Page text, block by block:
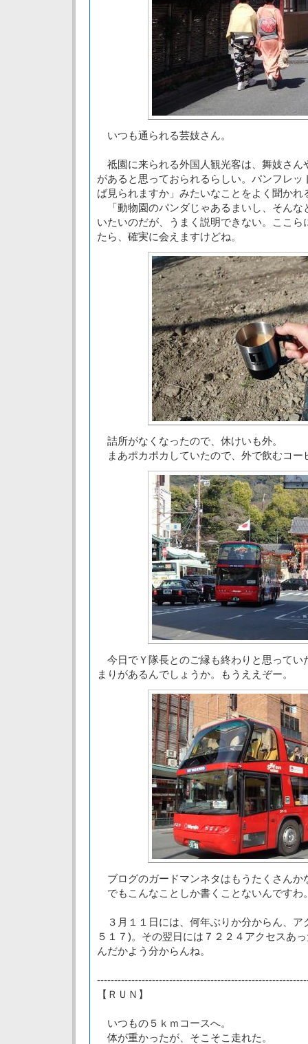
いつも通られる芸妓さん。
祗園に来られる外国人観光客は、舞妓さん
があると思っておられるらしい。パンフレ
ば見られますか」みたいなことをよく聞かれ
「動物園のパンダじゃあるまいし、そんな
いたいのだが、うまく説明できない。ここ
たら、確実に会えますけどね。
詰所がなくなったので、休けいも外。
まあポカポカしていたので、外で飲むコー
今日でＹ隊長とのご縁も終わりと思ってい
まりがあるんでしょうか。もうええぞー。
ブログのガードマンネタはもうたくさんか
でもこんなことしか書くことないんですわ
３月１１日には、何年ぶりか分からん、ア
５１７)。その翌日には７２２４アクセスあ
んだかよう分からんね。
【ＲＵＮ】
いつもの５ｋｍコースへ。
体が重かったが、そこそこ走れた。